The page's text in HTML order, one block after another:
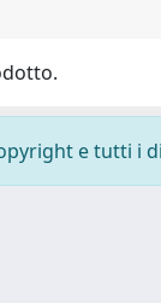
e tutti i